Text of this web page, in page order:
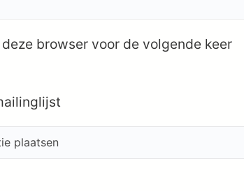
browser voor de volgende keer